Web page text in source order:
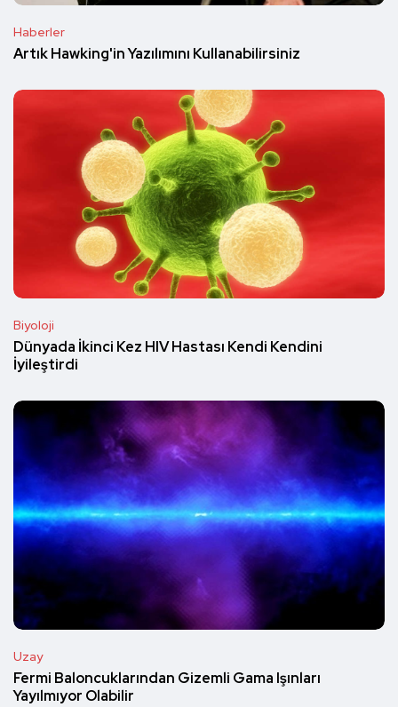
Haberler
Artık Hawking'in Yazılımını Kullanabilirsiniz
Biyoloji
Dünyada İkinci Kez HIV Hastası Kendi Kendini
İyileştirdi
Uzay
Fermi Baloncuklarından Gizemli Gama Işınları
Yayılmıyor Olabilir